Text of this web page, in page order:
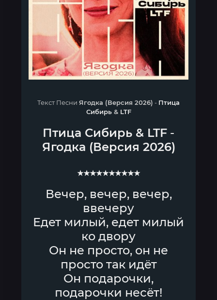
Текст Песни Ягодка (Версия 2026) - Птица
Сибирь& LTF
Птица Сибирь & LTF -
Ягодка (Версия 2026)
★★★★★★★★★★
Вечер, вечер, вечер,
ввечеру
Едет милый, едет милый
ко двору
Он не просто, он не
просто так идёт
Он подарочки,
подарочки несёт!